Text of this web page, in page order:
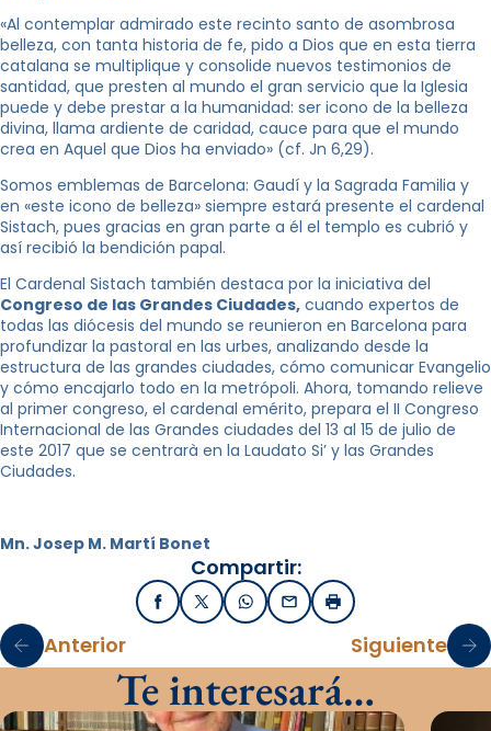
«Al contemplar admirado este recinto santo de asombrosa
belleza, con tanta historia de fe, pido a Dios que en esta tierra
catalana se multiplique y consolide nuevos testimonios de
santidad, que presten al mundo el gran servicio que la Iglesia
puede y debe prestar a la humanidad: ser icono de la belleza
divina, llama ardiente de caridad, cauce para que el mundo
crea en Aquel que Dios ha enviado» (cf. Jn 6,29).
Somos emblemas de Barcelona: Gaudí y la Sagrada Familia y
en «este icono de belleza» siempre estará presente el cardenal
Sistach, pues gracias en gran parte a él el templo es cubrió y
así recibió la bendición papal.
El Cardenal Sistach también destaca por la iniciativa del
Congreso de las Grandes Ciudades, cuando expertos de
todas las diócesis del mundo se reunieron en Barcelona para
profundizar la pastoral en las urbes, analizando desde la
estructura de las grandes ciudades, cómo comunicar Evangelio
y cómo encajarlo todo en la metrópoli. Ahora, tomando relieve
al primer congreso, el cardenal emérito, prepara el II Congreso
Internacional de las Grandes ciudades del 13 al 15 de julio de
este 2017 que se centrarà en la Laudato Si’ y las Grandes
Ciudades.
Mn. Josep M. Martí Bonet
Compartir:
FacebookX / TwitterWhatsApp
EmailImprimir
Anterior Siguiente
Te interesará…